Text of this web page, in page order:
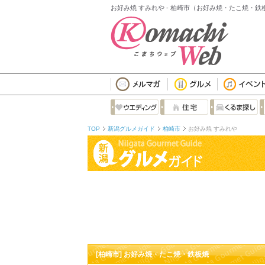
お好み焼 すみれや - 柏崎市（お好み焼・たこ焼・鉄
TOP 新潟グルメガイド 柏崎市 お好み焼 すみれや
[柏崎市] お好み焼・たこ焼・鉄板焼